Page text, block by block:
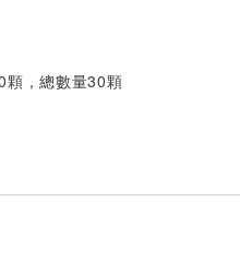
，總數量30顆